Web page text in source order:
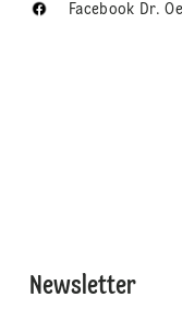
Facebook Dr.
Newsletter